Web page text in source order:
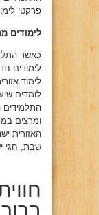
פרקטי
לימודים
כאשר
לימודים
לימוד
לומדים
התלמידים
ומרצים
האזורית
שבת, חגי